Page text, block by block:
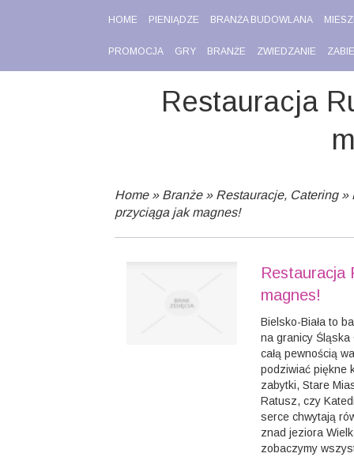
HOME PIENIĄDZE BRANŻA BUDOWLANA
PROMOCJA GRY BRANŻE ZWIEDZANIE
Restauracja
Home» Branże» Restauracje, Catering»
przyciąga jak magnes!
Restauracja
magnes!
Bielsko-Biała to
na granicy Śląska
całą pewnością
podziwiać piękne
zabytki, Stare
Ratusz, czy
serce chwytają
znad jeziora
zobaczymy